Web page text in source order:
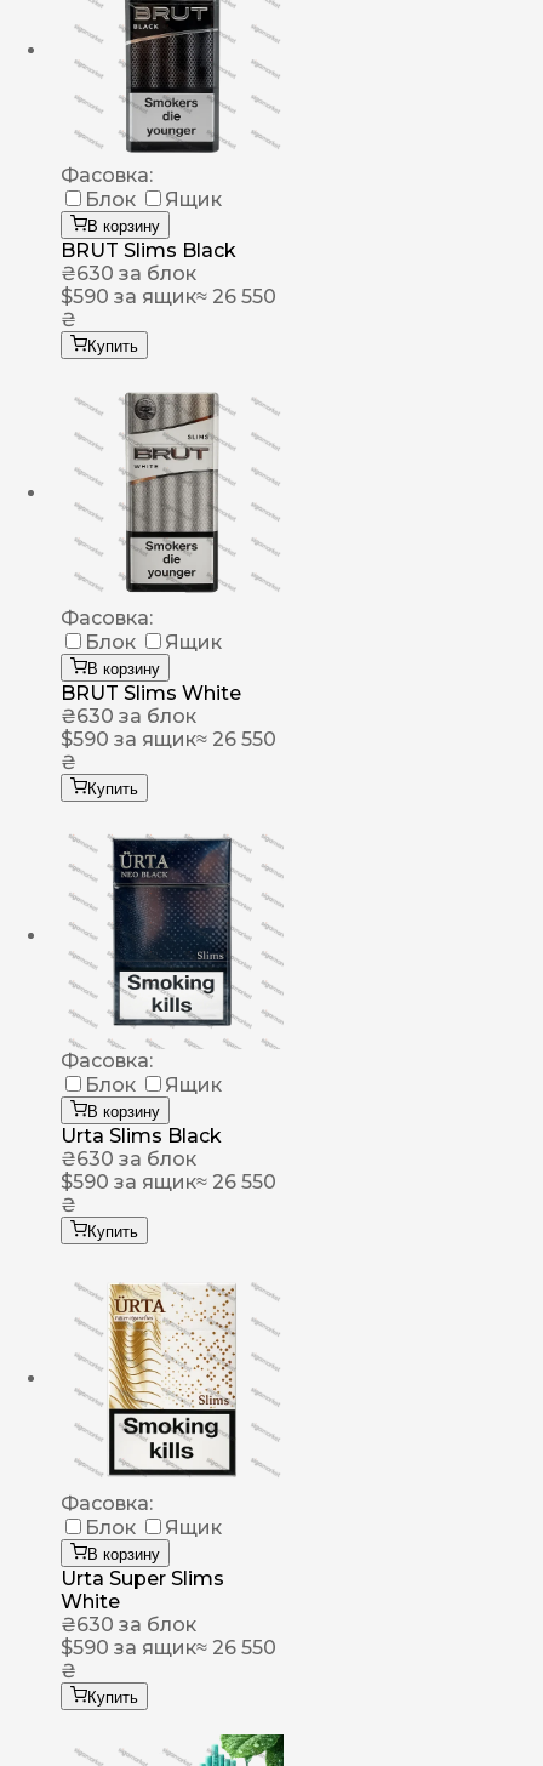
Фасовка:
Блок
Ящик
В корзину
BRUT Slims Black
₴630 за блок
$590 за ящик≈ 26 550
₴
Купить
Фасовка:
Блок
Ящик
В корзину
BRUT Slims White
₴630 за блок
$590 за ящик≈ 26 550
₴
Купить
Фасовка:
Блок
Ящик
В корзину
Urta Slims Black
₴630 за блок
$590 за ящик≈ 26 550
₴
Купить
Фасовка:
Блок
Ящик
В корзину
Urta Super Slims
White
₴630 за блок
$590 за ящик≈ 26 550
₴
Купить